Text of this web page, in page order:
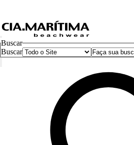
Buscar
Buscar